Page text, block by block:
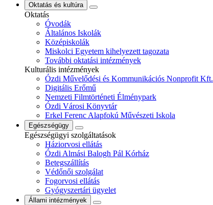
Oktatás és kultúra
Oktatás
Óvodák
Általános Iskolák
Középiskolák
Miskolci Egyetem kihelyezett tagozata
További oktatási intézmények
Kulturális intézmények
Ózdi Művelődési és Kommunikációs Nonprofit Kft.
Digitális Erőmű
Nemzeti Filmtörténeti Élménypark
Ózdi Városi Könyvtár
Erkel Ferenc Alapfokú Művészeti Iskola
Egészségügy
Egészségügyi szolgáltatások
Háziorvosi ellátás
Ózdi Almási Balogh Pál Kórház
Betegszállítás
Védőnői szolgálat
Fogorvosi ellátás
Gyógyszertári ügyelet
Állami intézmények